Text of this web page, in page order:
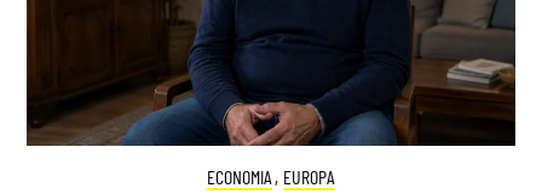
ECONOMIA , EUROPA